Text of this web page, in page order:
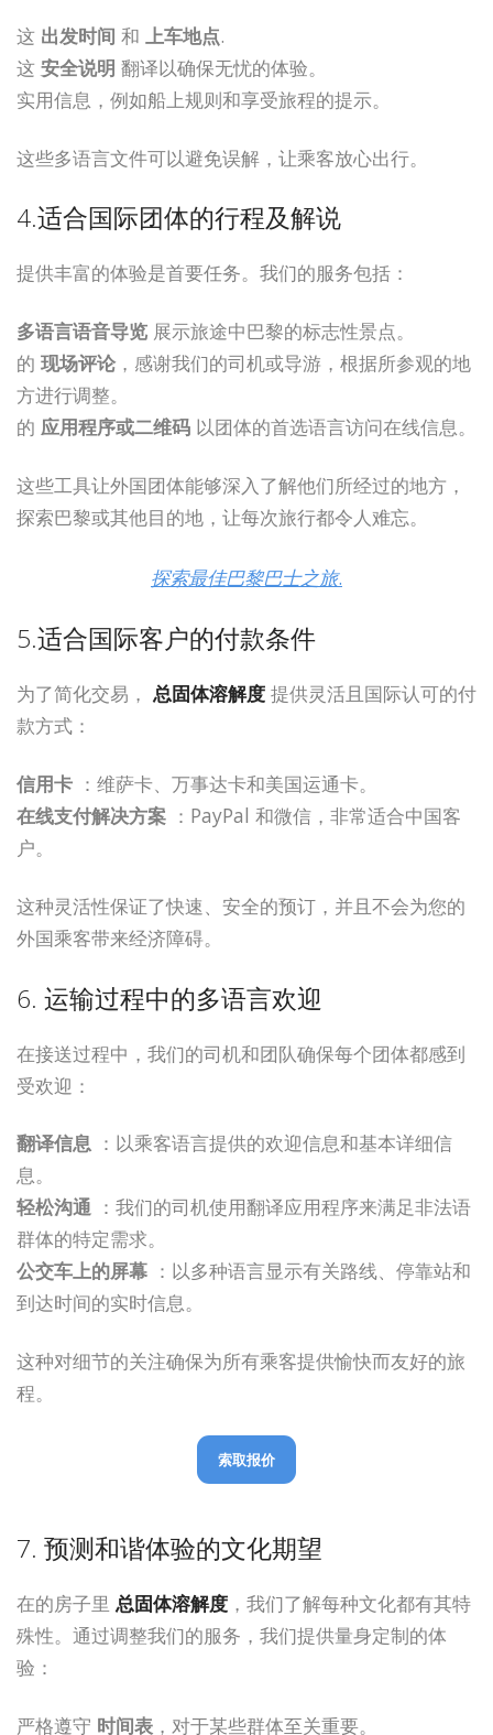
这 出发时间 和 上车地点.
这 安全说明 翻译以确保无忧的体验。
实用信息，例如船上规则和享受旅程的提示。
这些多语言文件可以避免误解，让乘客放心出行。
4.适合国际团体的行程及解说
提供丰富的体验是首要任务。我们的服务包括：
多语言语音导览 展示旅途中巴黎的标志性景点。
的 现场评论，感谢我们的司机或导游，根据所参观的地
方进行调整。
的 应用程序或二维码 以团体的首选语言访问在线信息。
这些工具让外国团体能够深入了解他们所经过的地方，
探索巴黎或其他目的地，让每次旅行都令人难忘。
探索最佳巴黎巴士之旅.
5.适合国际客户的付款条件
为了简化交易， 总固体溶解度 提供灵活且国际认可的付
款方式：
信用卡 ：维萨卡、万事达卡和美国运通卡。
在线支付解决方案 ：PayPal 和微信，非常适合中国客
户。
这种灵活性保证了快速、安全的预订，并且不会为您的
外国乘客带来经济障碍。
6. 运输过程中的多语言欢迎
在接送过程中，我们的司机和团队确保每个团体都感到
受欢迎：
翻译信息 ：以乘客语言提供的欢迎信息和基本详细信
息。
轻松沟通 ：我们的司机使用翻译应用程序来满足非法语
群体的特定需求。
公交车上的屏幕 ：以多种语言显示有关路线、停靠站和
到达时间的实时信息。
这种对细节的关注确保为所有乘客提供愉快而友好的旅
程。
索取报价
7. 预测和谐体验的文化期望
在的房子里 总固体溶解度 ，我们了解每种文化都有其特
殊性。通过调整我们的服务，我们提供量身定制的体
验：
严格遵守 时间表 ，对于某些群体至关重要。